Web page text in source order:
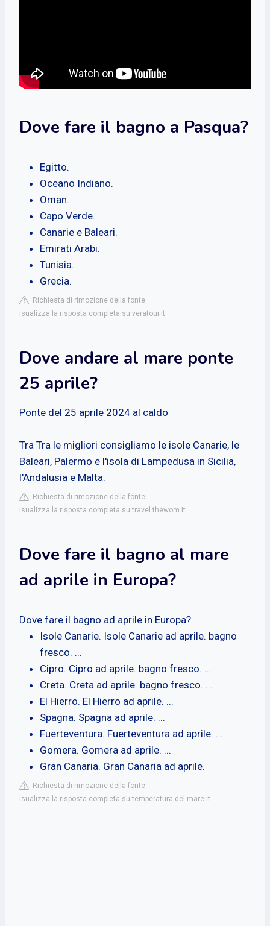
Dove fare il bagno a Pasqua?
Egitto.
Oceano Indiano.
Oman.
Capo Verde.
Canarie e Baleari.
Emirati Arabi.
Tunisia.
Grecia.
Richiesta di rimozione della fonte
isualizza la risposta completa su veratour.it
Dove andare al mare ponte
25 aprile?
Ponte del 25 aprile 2024 al caldo
Tra Tra le migliori consigliamo le isole Canarie, le
Baleari, Palermo e l'isola di Lampedusa in Sicilia,
l'Andalusia e Malta.
Richiesta di rimozione della fonte
isualizza la risposta completa su travel.thewom.it
Dove fare il bagno al mare
ad aprile in Europa?
Dove fare il bagno ad aprile in Europa?
Isole Canarie. Isole Canarie ad aprile. bagno
fresco. ...
Cipro. Cipro ad aprile. bagno fresco. ...
Creta. Creta ad aprile. bagno fresco. ...
El Hierro. El Hierro ad aprile. ...
Spagna. Spagna ad aprile. ...
Fuerteventura. Fuerteventura ad aprile. ...
Gomera. Gomera ad aprile. ...
Gran Canaria. Gran Canaria ad aprile.
Richiesta di rimozione della fonte
isualizza la risposta completa su temperatura-del-mare.it